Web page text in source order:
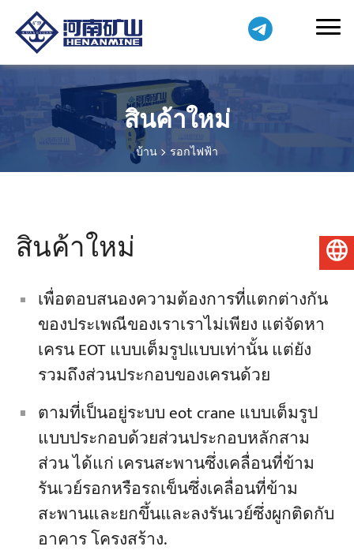
สินค้าใหม่
บ้าน รอกไฟฟ้า
สินค้าใหม่
เพื่อตอบสนองความต้องการที่แตกต่างกัน
ของประเพณีของเราเราไม่เพียง แต่จัดหา
เครน EOT แบบเต็มรูปแบบเท่านั้น แต่ยัง
รวมถึงส่วนประกอบของเครนด้วย
ตามที่เป็นอยู่ระบบ eot crane แบบเต็มรูป
แบบประกอบด้วยส่วนประกอบหลักสาม
ส่วน ได้แก่ เครนสะพานซึ่งเคลื่อนที่ข้าม
รันเวย์รอกหรือรถเข็นซึ่งเคลื่อนที่ข้าม
สะพานและยกขึ้นและลงรันเวย์ซึ่งผูกติดกับ
อาคาร โครงสร้าง.
ไทย